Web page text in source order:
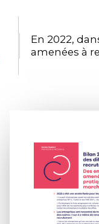
En 2022,
amenées à